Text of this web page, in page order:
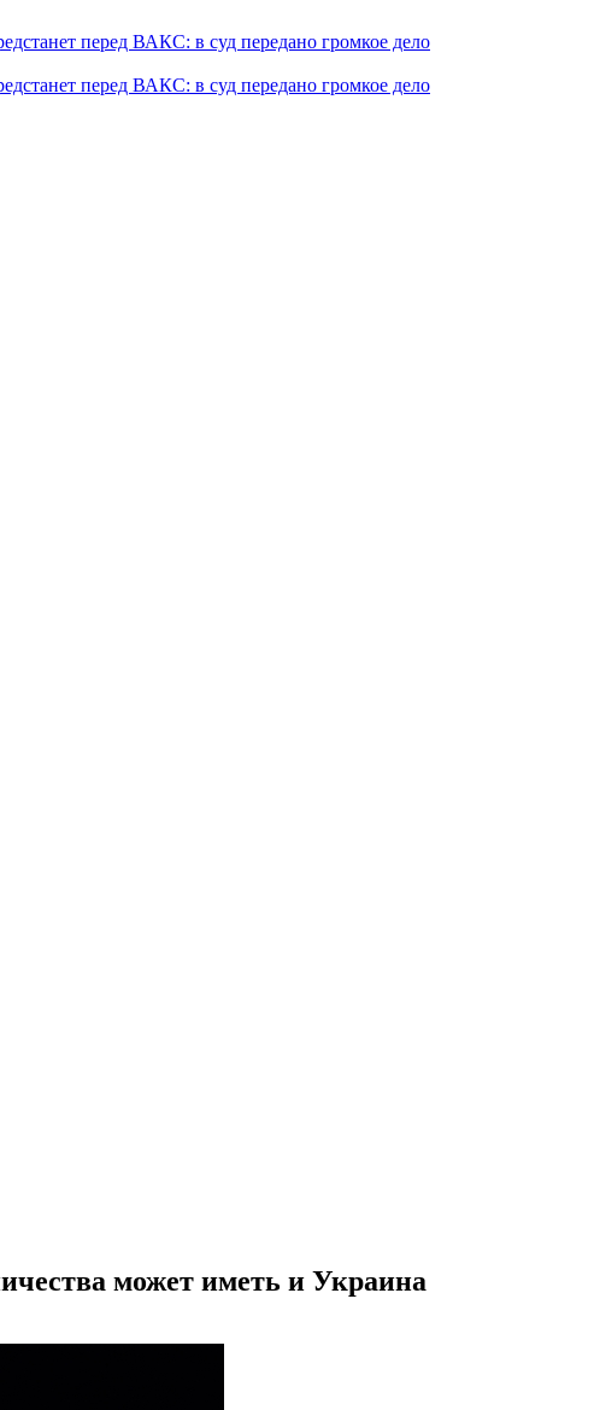
перед ВАКС: в суд передано громкое дело
перед ВАКС: в суд передано громкое дело
может иметь и Украина